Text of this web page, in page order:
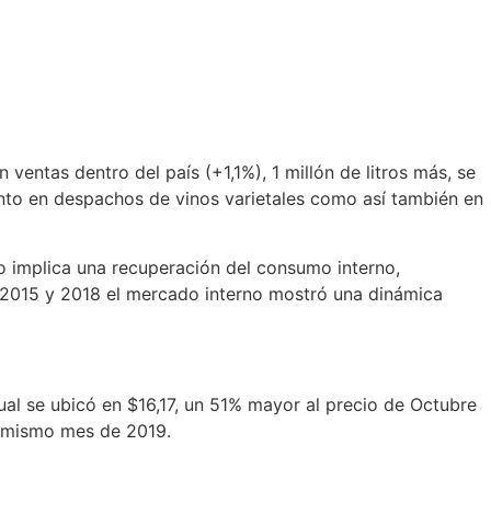
dentro del país (+1,1%), 1 millón de litros más, se
en despachos de vinos varietales como así también en
implica una recuperación del consumo interno,
y 2018 el mercado interno mostró una dinámica
se ubicó en $16,17, un 51% mayor al precio de Octubre
mes de 2019.